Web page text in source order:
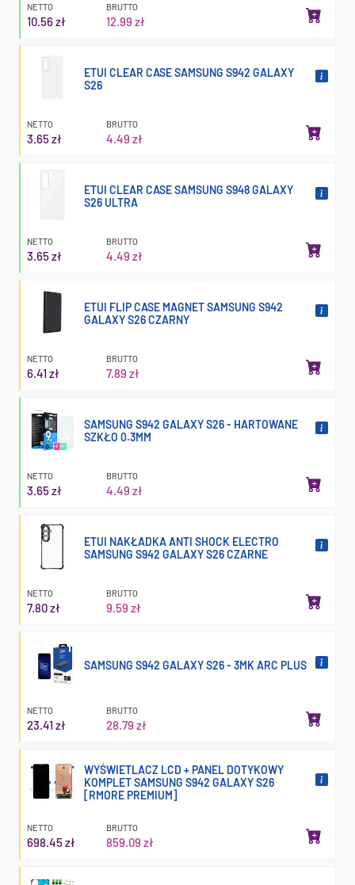
NETTO
10.56 zł
BRUTTO
12.99 zł
ETUI CLEAR CASE SAMSUNG S942 GALAXY
S26
NETTO
3.65 zł
BRUTTO
4.49 zł
ETUI CLEAR CASE SAMSUNG S948 GALAXY
S26 ULTRA
NETTO
3.65 zł
BRUTTO
4.49 zł
ETUI FLIP CASE MAGNET SAMSUNG S942
GALAXY S26 CZARNY
NETTO
6.41 zł
BRUTTO
7.89 zł
SAMSUNG S942 GALAXY S26 - HARTOWANE
SZKŁO 0.3MM
NETTO
3.65 zł
BRUTTO
4.49 zł
ETUI NAKŁADKA ANTI SHOCK ELECTRO
SAMSUNG S942 GALAXY S26 CZARNE
NETTO
7.80 zł
BRUTTO
9.59 zł
SAMSUNG S942 GALAXY S26 - 3MK ARC PLUS
NETTO
23.41 zł
BRUTTO
28.79 zł
WYŚWIETLACZ LCD + PANEL DOTYKOWY
KOMPLET SAMSUNG S942 GALAXY S26
[RMORE PREMIUM]
NETTO
698.45 zł
BRUTTO
859.09 zł